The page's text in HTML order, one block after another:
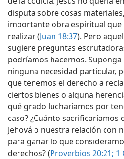
disputa sobre cosas
importante obra espiritual que
realizar (Juan 18:37). Pero
sugiere preguntas
podríamos hacernos.
ninguna necesidad particular,
que tenemos el derecho a
ciertos bienes o alguna
qué grado lucharíamos por
caso? ¿Cuánto sacrificaríamos
Jehová o nuestra relación con
para ganar lo que
derechos? (Proverbios 20:21; 1